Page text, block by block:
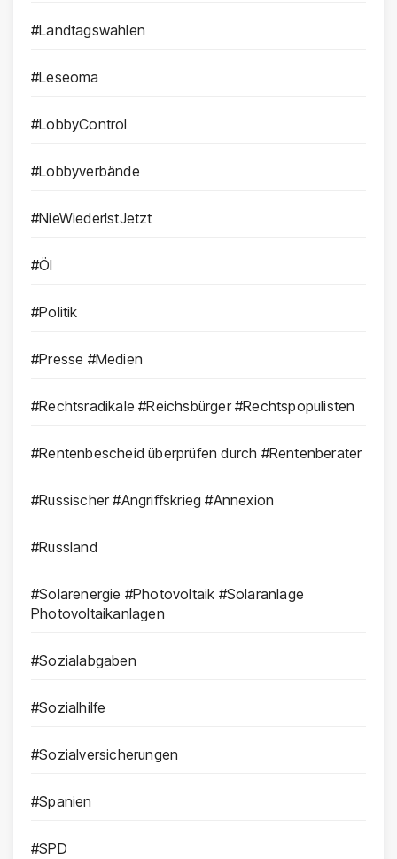
#Landtagswahlen
#Leseoma
#LobbyControl
#Lobbyverbände
#NieWiederIstJetzt
#Öl
#Politik
#Presse #Medien
#Rechtsradikale #Reichsbürger #Rechtspopulisten
#Rentenbescheid überprüfen durch #Rentenberater
#Russischer #Angriffskrieg #Annexion
#Russland
#Solarenergie #Photovoltaik #Solaranlage
Photovoltaikanlagen
#Sozialabgaben
#Sozialhilfe
#Sozialversicherungen
#Spanien
#SPD